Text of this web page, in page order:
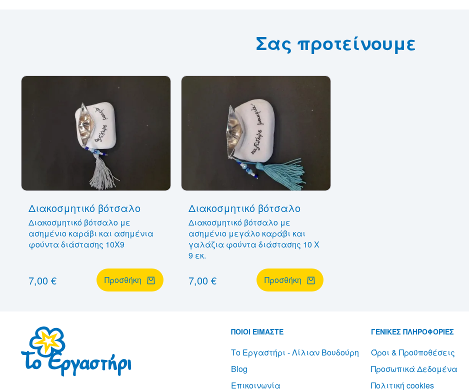
Σας προτείνουμε
Διακοσμητικό βότσαλο
Διακοσμητικό βότσαλο με
ασημένιο καράβι και ασημένια
φούντα διάστασης 10Χ9
7,00 € Προσθήκη
Διακοσμητικό βότσαλο
Διακοσμητικό βότσαλο με
ασημένιο μεγάλο καράβι και
γαλάζια φούντα διάστασης 10 Χ
9 εκ.
7,00 € Προσθήκη
ΠΟΙΟΙ ΕΙΜΑΣΤΕ
Το Εργαστήρι - Λίλιαν Βουδούρη
Blog
Επικοινωνία
ΓΕΝΙΚΕΣ ΠΛΗΡΟΦΟΡΙΕΣ
Όροι & Προϋποθέσεις
Προσωπικά Δεδομένα
Πολιτική cookies